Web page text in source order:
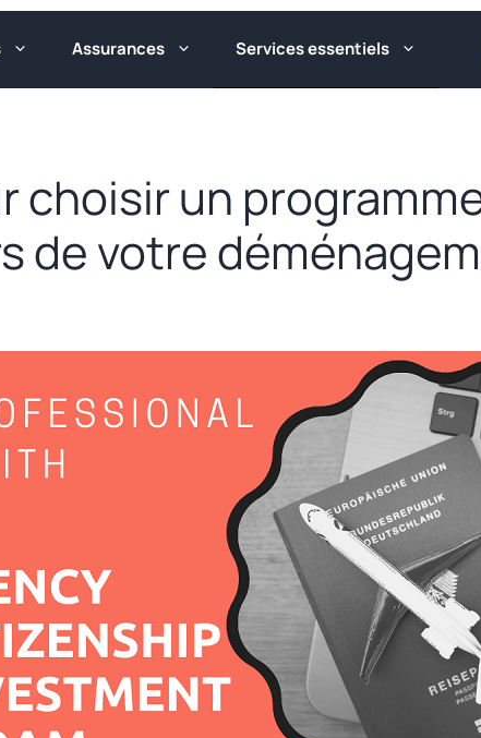
Assurances Services essentiels
choisir un
de votre